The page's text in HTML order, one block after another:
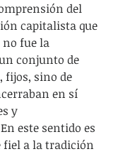
del
capitalista que
no fue la
conjunto de
fijos, sino de
en sí
y
este sentido es
fiel a la tradición